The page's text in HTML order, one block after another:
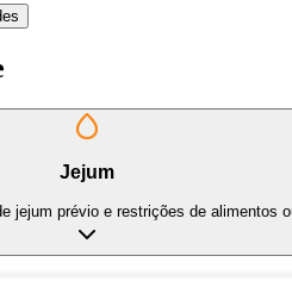
Jejum
jejum prévio e restrições de alimentos